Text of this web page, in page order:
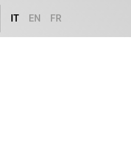
IT EN FR